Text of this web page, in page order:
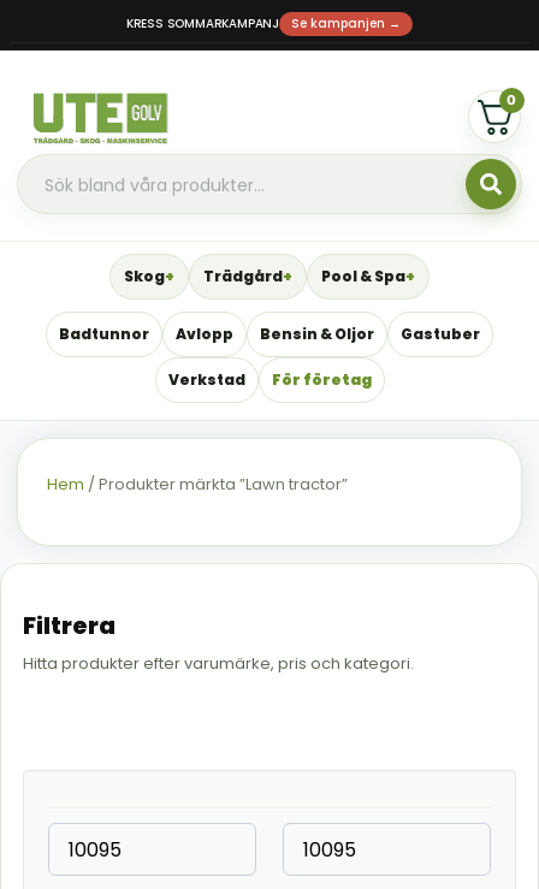
KRESS SOMMARKAMPANJ Se kampanjen →
0
Skog Trädgård Pool & Spa
Badtunnor Avlopp Bensin & Oljor Gastuber
Verkstad För företag
Hem / Produkter märkta ”Lawn tractor”
Filtrera
Hitta produkter efter varumärke, pris och kategori.